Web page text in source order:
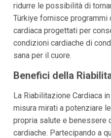
ridurre le possibilità di
Türkiye fornisce
cardiaca progettati per
condizioni cardiache di
sana per il cuore.
Benefici della
La Riabilitazione Cardiaca
misura mirati a potenziare
propria salute e benessere
cardiache. Partecipando a